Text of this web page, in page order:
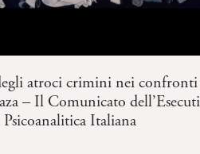
atroci crimini nei
– Il Comunicato
Psicoanalitica Italiana